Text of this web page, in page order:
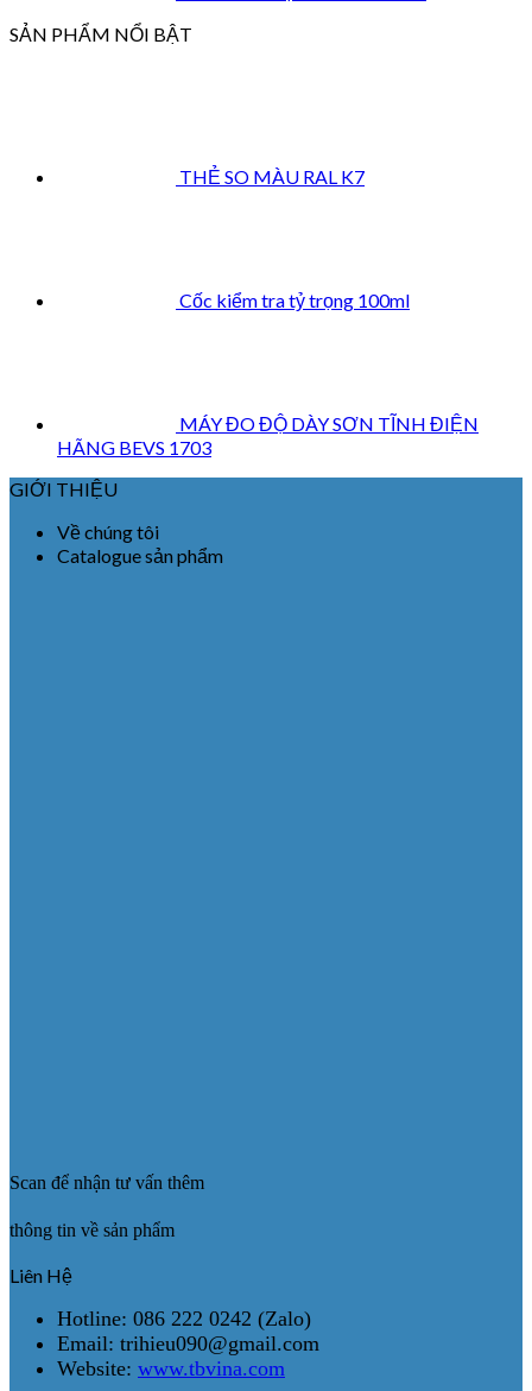
SẢN PHẨM NỔI BẬT
THẺ SO MÀU RAL K7
Cốc kiểm tra tỷ trọng 100ml
MÁY ĐO ĐỘ DÀY SƠN TĨNH ĐIỆN
HÃNG BEVS 1703
GIỚI THIỆU
Về chúng tôi
Catalogue sản phẩm
Scan để nhận tư vấn thêm
thông tin về sản phẩm
Liên Hệ
Hotline: 086 222 0242 (Zalo)
Email: trihieu090@gmail.com
Website: www.tbvina.com